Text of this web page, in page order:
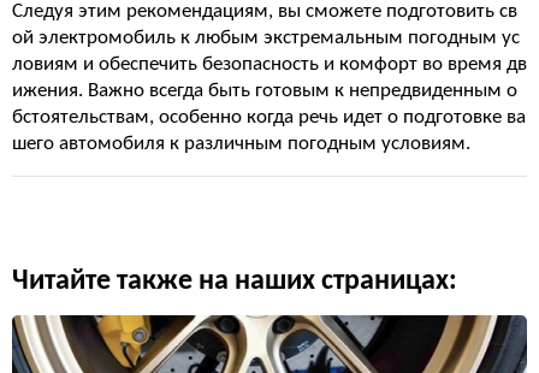
Следуя этим рекомендациям, вы сможете подготовить св
ой электромобиль к любым экстремальным погодным ус
ловиям и обеспечить безопасность и комфорт во время дв
ижения. Важно всегда быть готовым к непредвиденным о
бстоятельствам, особенно когда речь идет о подготовке ва
шего автомобиля к различным погодным условиям.
Читайте также на наших страницах: